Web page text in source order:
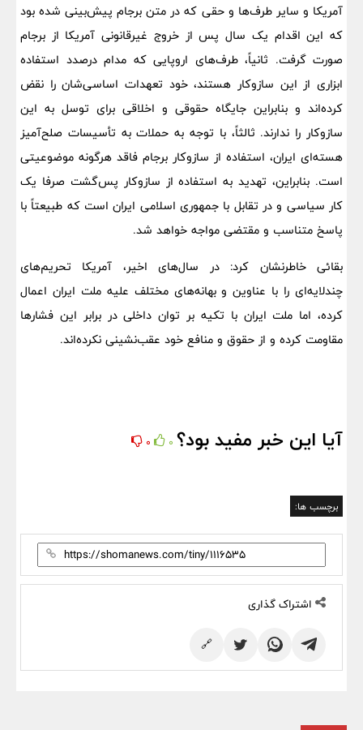
آمریکا و سایر طرف‌ها و حقی که در متن برجام پیش‌بینی شده بود
که این اقدام یک سال پس از خروج غیرقانونی آمریکا از برجام
صورت گرفت. ثانیاً، طرف‌های اروپایی که مدام درصدد استفاده
ابزاری از این سازوکار هستند، خود تعهدات اساسی‌شان را نقض
کرده‌اند و بنابراین جایگاه حقوقی و اخلاقی برای توسل به این
سازوکار را ندارند. ثالثاً، با توجه به حملات به تأسیسات صلح‌آمیز
هسته‌ای ایران، استفاده از سازوکار برجام فاقد هرگونه موضوعیتی
است. بنابراین، تهدید به استفاده از سازوکار پس‌گشت صرفا یک
کار سیاسی و در تقابل با جمهوری اسلامی ایران است که طبیعتاً با
پاسخ متناسب و مقتضی مواجه خواهد شد.
بقائی خاطرنشان کرد: در سال‌های اخیر، آمریکا تحریم‌های
چندلایه‌ای را با عناوین و بهانه‌های مختلف علیه ملت ایران اعمال
کرده، اما ملت ایران با تکیه بر توان داخلی در برابر این فشارها
مقاومت کرده و از حقوق و منافع خود عقب‌نشینی نکرده‌اند.
آیا این خبر مفید بود؟ 0
0
برچسب ها:
اشتراک گذاری
🔗